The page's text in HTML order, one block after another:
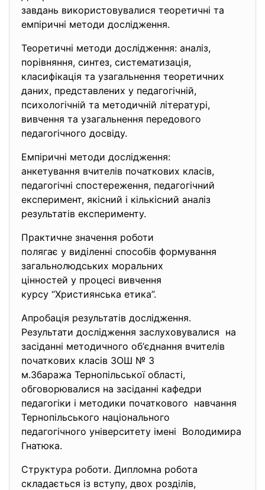
завдань використовувалися теоретичні та
емпіричні методи дослідження.
Теоретичні методи дослідження: аналіз,
порівняння, синтез, систематизація,
класифікація та узагальнення теоретичних
даних, представлених у педагогічній,
психологічній та методичній літературі,
вивчення та узагальнення передового
педагогічного досвіду.
Емпіричні методи дослідження:
анкетування вчителів початкових класів,
педагогічні спостереження, педагогічний
експеримент, якісний і кількісний аналіз
результатів експерименту.
Практичне значення роботи
полягає у виділенні способів формування
загальнолюдських моральних
цінностей у процесі вивчення
курсу “Християнська етика”.
Апробація результатів дослідження.
Результати дослідження заслуховувалися на
засіданні методичного об’єднання вчителів
початкових класів ЗОШ № 3
м.Збаража Тернопільської області,
обговорювалися на засіданні кафедри
педагогіки і методики початкового навчання
Тернопільського національного
педагогічного університету імені Володимира
Гнатюка.
Структура роботи. Дипломна робота
складається із вступу, двох розділів,